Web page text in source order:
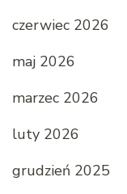
czerwiec 2026
maj 2026
marzec 2026
luty 2026
grudzień 2025